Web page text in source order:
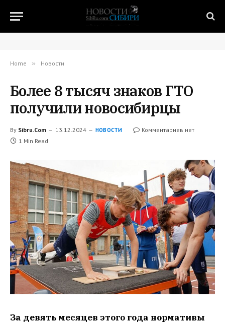
Home » Новости
Более 8 тысяч знаков ГТО
получили новосибирцы
By Sibru.Com 13.12.2024 НОВОСТИ
Комментариев нет
1 Min Read
За девять месяцев этого года нормативы